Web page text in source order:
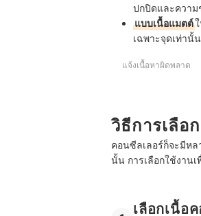
ปกปิดและความ
แบบเนื้อแมตต์
เฉพาะจุดเท่านั้
แจ้งเนื้อหาผิดพลาด
วิธีการเลือ
คอนซีลเลอร์ก็จะมีหล
นั้น การเลือกใช้งาน
เลือกเนื้อ